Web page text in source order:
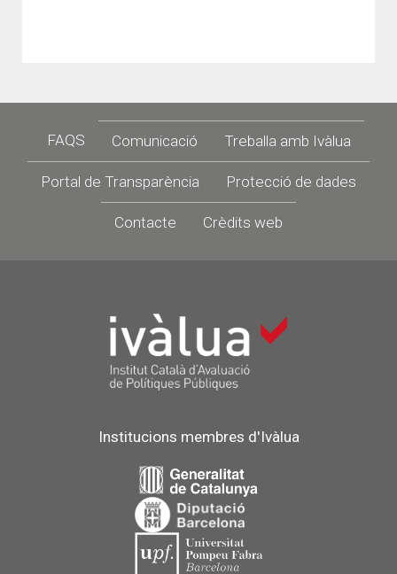
Footer
FAQS Comunicació Treballa amb Ivàlua
Portal de Transparència Protecció de dades
Contacte Crèdits web
Institucions membres d'Ivàlua